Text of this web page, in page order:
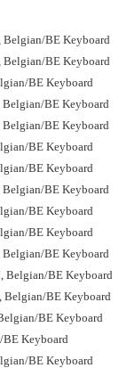
Belgian/BE Keyboard
Belgian/BE Keyboard
BE Keyboard
Belgian/BE Keyboard
Belgian/BE Keyboard
BE Keyboard
BE Keyboard
Belgian/BE Keyboard
BE Keyboard
BE Keyboard
Belgian/BE Keyboard
Belgian/BE Keyboard
Belgian/BE Keyboard
BE Keyboard
BE Keyboard
BE Keyboard